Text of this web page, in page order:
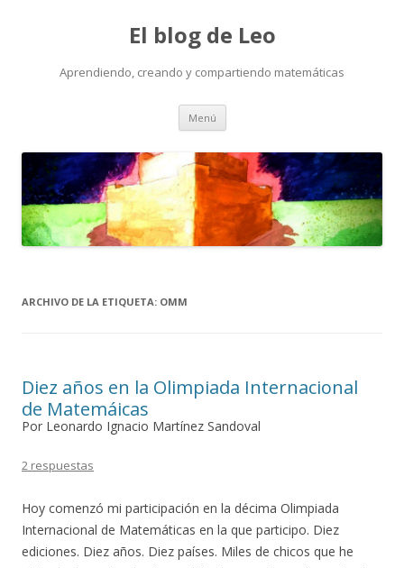
El blog de Leo
Aprendiendo, creando y compartiendo matemáticas
Menú Saltar
contenido
ARCHIVO DE LA ETIQUETA: OMM
Diez años en la Olimpiada Internacional
de Matemáicas
Por Leonardo Ignacio Martínez Sandoval
2 respuestas
Hoy comenzó mi participación en la décima Olimpiada
Internacional de Matemáticas en la que participo. Diez
ediciones. Diez años. Diez países. Miles de chicos que he